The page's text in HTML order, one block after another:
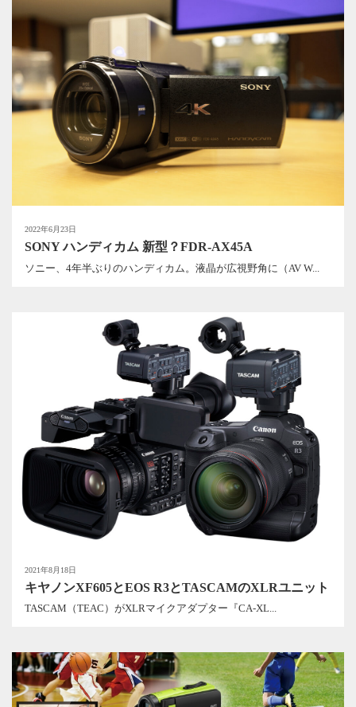
2022年6月23日
SONY ハンディカム 新型？FDR-AX45A
ソニー、4年半ぶりのハンディカム。液晶が広視野角に（AV W...
2021年8月18日
キヤノンXF605とEOS R3とTASCAMのXLRユニット
TASCAM（TEAC）がXLRマイクアダプター『CA-XL...